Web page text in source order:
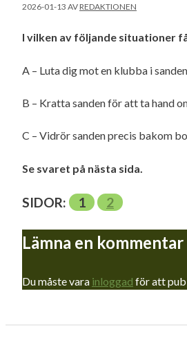
2026-01-13 AVREDAKTIONEN
I vilken av följande situationer
A – Luta dig mot en klubba i
B – Kratta sanden för att ta hand
C – Vidrör sanden precis bakom
Se svaret på nästa sida.
SIDOR: 1 2
Lämna en kommentar
Du måste vara inloggad för att